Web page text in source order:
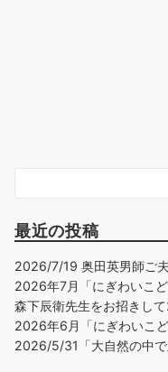
最近の投稿
2026/7/19 奥田英男師ご
2026年7月「にぎわいこ
森下辰衛先生をお招きし
2026年6月「にぎわいこ
2026/5/31「大自然の中